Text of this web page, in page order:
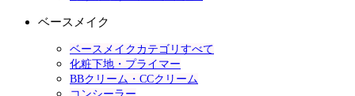
ベースメイク
ベースメイクカテゴリすべて
化粧下地・プライマー
BBクリーム・CCクリーム